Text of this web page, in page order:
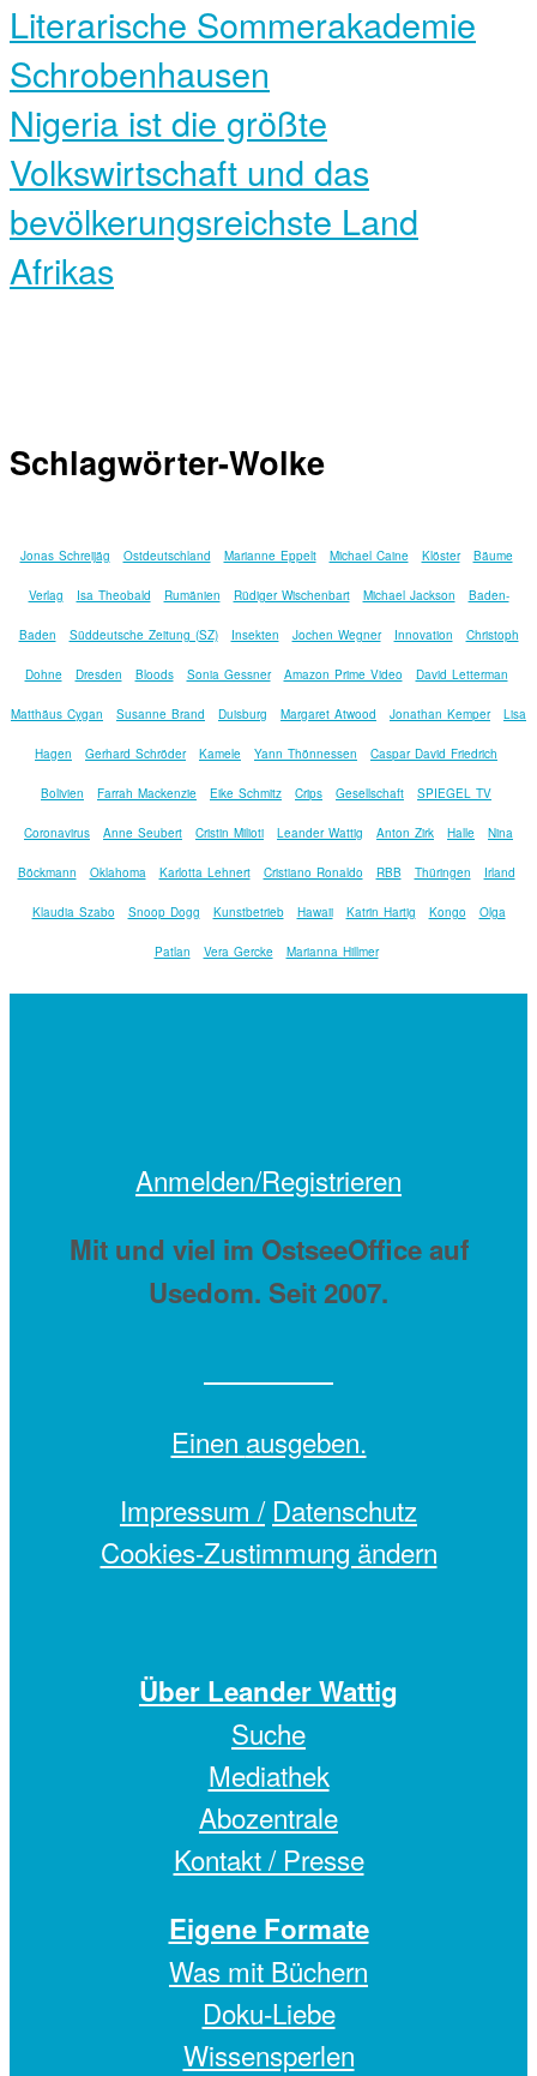
Literarische Sommerakademie
Schrobenhausen
Nigeria ist die größte
Volkswirtschaft und das
bevölkerungsreichste Land
Afrikas
Schlagwörter-Wolke
Jonas Schreijäg Ostdeutschland Marianne Eppelt Michael Caine Klöster Bäume
Verlag Isa Theobald Rumänien Rüdiger Wischenbart Michael Jackson Baden-
Baden Süddeutsche Zeitung (SZ) Insekten Jochen Wegner Innovation Christoph
Dohne Dresden Bloods Sonia Gessner Amazon Prime Video David Letterman
Matthäus Cygan Susanne Brand Duisburg Margaret Atwood Jonathan Kemper Lisa
Hagen Gerhard Schröder Kamele Yann Thönnessen Caspar David Friedrich
Bolivien Farrah Mackenzie Eike Schmitz Crips Gesellschaft SPIEGEL TV
Coronavirus Anne Seubert Cristin Milioti Leander Wattig Anton Zirk Halle Nina
Böckmann Oklahoma Karlotta Lehnert Cristiano Ronaldo RBB Thüringen Irland
Klaudia Szabo Snoop Dogg Kunstbetrieb Hawaii Katrin Hartig Kongo Olga
Patlan Vera Gercke Marianna Hillmer
Anmelden/Registrieren
Mit und viel im OstseeOffice auf
Usedom. Seit 2007.
Einen ausgeben.
Impressum / Datenschutz
Cookies-Zustimmung ändern
Über Leander Wattig
Suche
Mediathek
Abozentrale
Kontakt / Presse
Eigene Formate
Was mit Büchern
Doku-Liebe
Wissensperlen